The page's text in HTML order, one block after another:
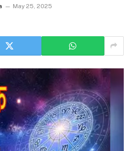
May 25, 2025